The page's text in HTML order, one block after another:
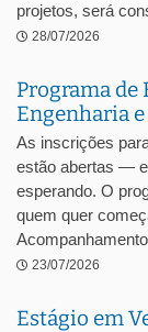
projetos, será
28/07/2026
Programa
Engenharia e
As inscrições
estão abertas —
esperando. O
quem quer
23/07/2026
Estágio em